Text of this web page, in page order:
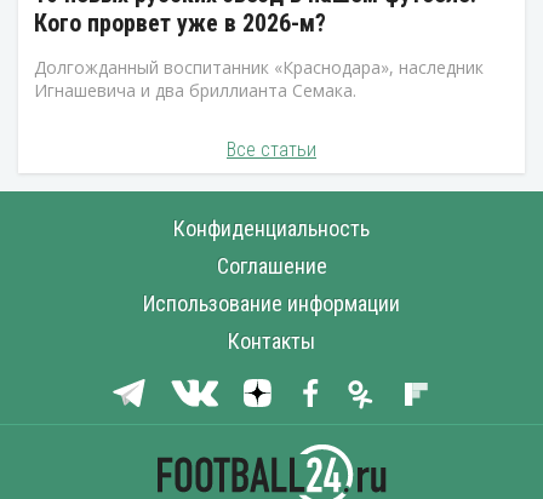
Кого прорвет уже в 2026-м?
Долгожданный воспитанник «Краснодара», наследник
Игнашевича и два бриллианта Семака.
Все статьи
Конфиденциальность
Соглашение
Использование информации
Контакты